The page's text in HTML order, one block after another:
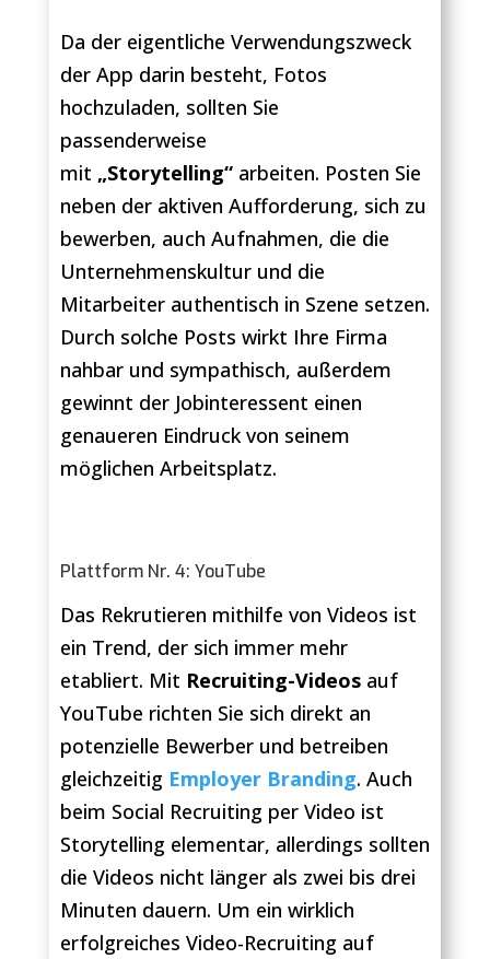
Da der eigentliche Verwendungszweck
der App darin besteht, Fotos
hochzuladen, sollten Sie
passenderweise
mit „Storytelling“arbeiten. Posten Sie
neben der aktiven Aufforderung, sich zu
bewerben, auch Aufnahmen, die die
Unternehmenskultur und die
Mitarbeiter authentisch in Szene setzen.
Durch solche Posts wirkt Ihre Firma
nahbar und sympathisch, außerdem
gewinnt der Jobinteressent einen
genaueren Eindruck von seinem
möglichen Arbeitsplatz.
Plattform Nr. 4: YouTube
Das Rekrutieren mithilfe von Videos ist
ein Trend, der sich immer mehr
etabliert. Mit Recruiting-Videosauf
YouTube richten Sie sich direkt an
potenzielle Bewerber und betreiben
gleichzeitig Employer Branding. Auch
beim Social Recruiting per Video ist
Storytelling elementar, allerdings sollten
die Videos nicht länger als zwei bis drei
Minuten dauern. Um ein wirklich
erfolgreiches Video-Recruiting auf